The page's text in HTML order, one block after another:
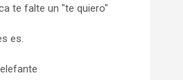
te falte un "te quiero"
es.